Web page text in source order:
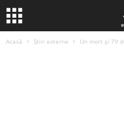
Acasă Știri externe Un mort şi 79